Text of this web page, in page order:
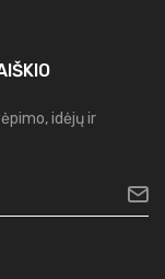
idėjų ir